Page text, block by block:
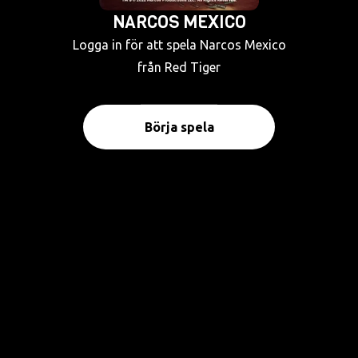
NARCOS MEXICO
Logga in för att spela Narcos Mexico
från Red Tiger
Börja spela